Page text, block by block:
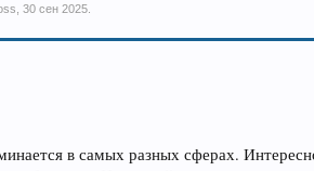
,30 сен 2025
в самых разных сферах.